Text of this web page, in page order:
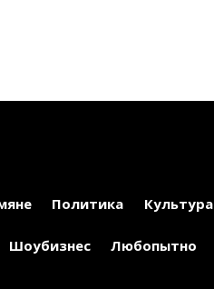
Политика Культура
Шоубизнес Любопытно